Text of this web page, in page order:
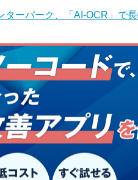
ターパーク、「AI‐OCR」で